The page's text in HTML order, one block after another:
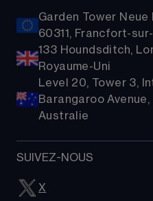
Garden Tower
60311, Francfort-
133 Houndsditch,
Royaume-Uni
Level 20, Tower 3,
Barangaroo
Australie
SUIVEZ-NOUS
X